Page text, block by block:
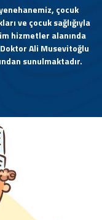
çocuk
ve çocuk sağlığıyla
hizmetler alanında
Ali Musevitoğlu
sunulmaktadır.